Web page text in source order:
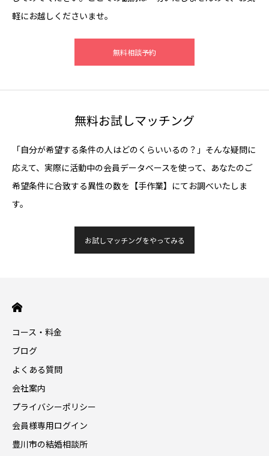
軽にお越しくださいませ。
無料相談予約
無料お試しマッチング
「自分が希望する条件の人はどのくらいいるの？」そんな疑問に
応えて、実際に活動中の会員データベースを使って、あなたのご
希望条件に合致する異性の数を【手作業】にてお調べいたしま
す。
お試しマッチングをやってみる
コース・料金
ブログ
よくある質問
会社案内
プライバシーポリシー
会員様専用ログイン
豊川市の結婚相談所